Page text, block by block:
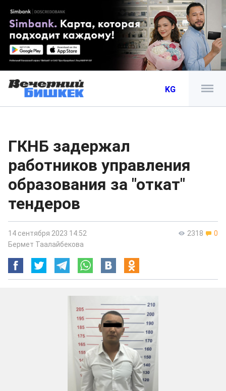
KG
ГКНБ задержал
работников управления
образования за "откат"
тендеров
2318 0
14 сентября 2023 14:52
Бермет Таалайбекова